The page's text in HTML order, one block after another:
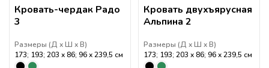
Кровать-чердак Радо
3
Размеры (Д Ш В)
173; 193; 203
86; 96 239,5 см
Кровать двухъярусная
Альпина 2
Размеры (Д Ш В)
173; 193; 203
86; 96 239,5 см